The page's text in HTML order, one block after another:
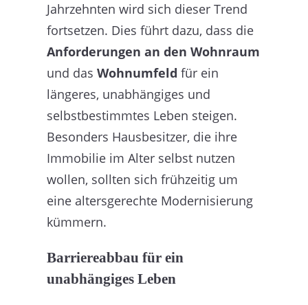
Jahrzehnten wird sich dieser Trend
fortsetzen. Dies führt dazu, dass die
Anforderungen an den Wohnraum
und das Wohnumfeld für ein
längeres, unabhängiges und
selbstbestimmtes Leben steigen.
Besonders Hausbesitzer, die ihre
Immobilie im Alter selbst nutzen
wollen, sollten sich frühzeitig um
eine altersgerechte Modernisierung
kümmern.
Barriereabbau für ein
unabhängiges Leben